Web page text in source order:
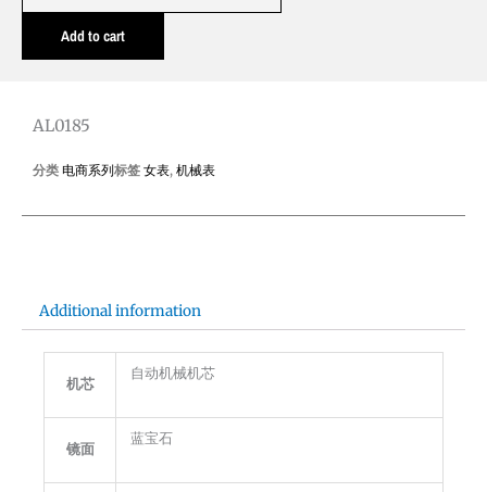
quantity
Add to cart
AL0185
分类 电商系列标签 女表, 机械表
Additional information
机芯
自动机械机芯
镜面
蓝宝石